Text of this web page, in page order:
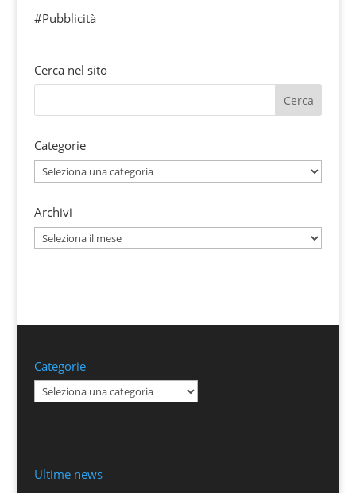
#Pubblicità
Cerca nel sito
Categorie
Categorie
Archivi
Archivi
Categorie
Categorie
Ultime news